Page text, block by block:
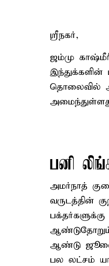
ஸ்ரீநகர்,
ஜம்மு
இந்துக்களின்
தொலைவில்
பனி
அமர்நாத்
வருடத்தின்
ஆண்டு ஜூலை
பல லட்சம்